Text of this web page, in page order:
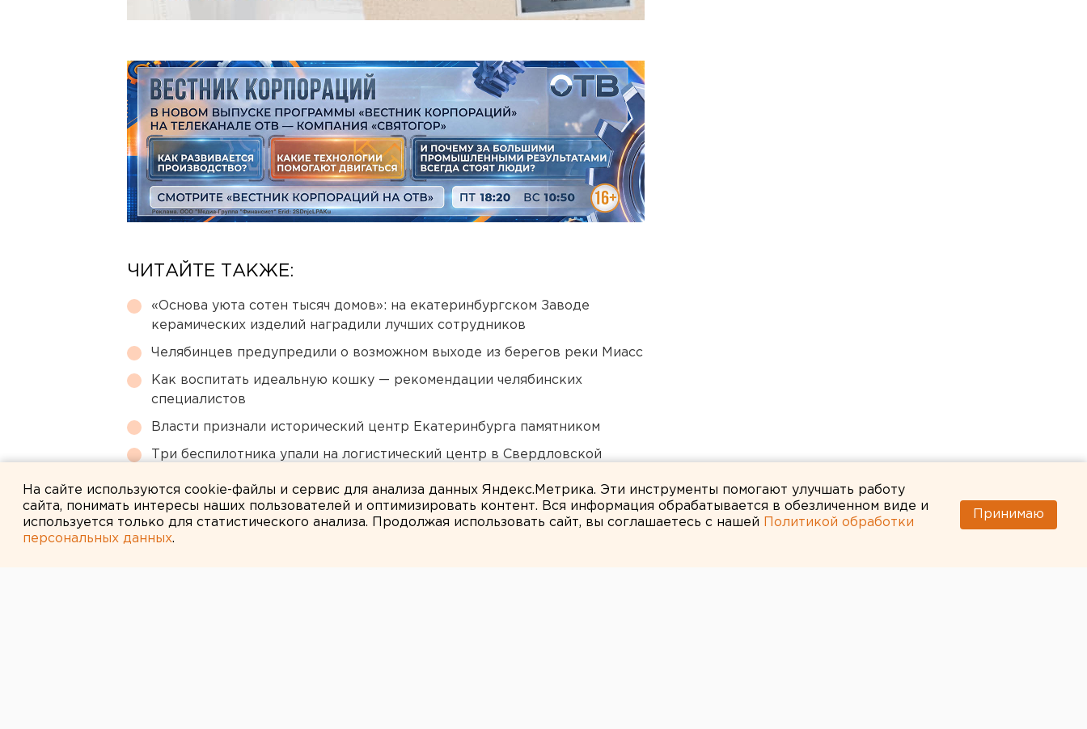
ЧИТАЙТЕ ТАКЖЕ:
«Основа уюта сотен тысяч домов»: на екатеринбургском Заводе
керамических изделий наградили лучших сотрудников
Челябинцев предупредили о возможном выходе из берегов реки Миасс
Как воспитать идеальную кошку — рекомендации челябинских
специалистов
Власти признали исторический центр Екатеринбурга памятником
Три беспилотника упали на логистический центр в Свердловской
На сайте используются cookie-файлы и сервис для анализа данных Яндекс.Метрика. Эти инструменты помогают улучшать работу
сайта, понимать интересы наших пользователей и оптимизировать контент. Вся информация обрабатывается в обезличенном виде и
используется только для статистического анализа. Продолжая использовать сайт, вы соглашаетесь с нашей
Политикой обработки
персональных данных.
Принимаю